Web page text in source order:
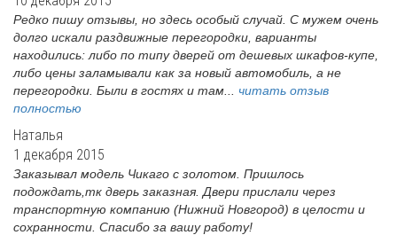
Редко пишу отзывы, но здесь особый случай. С мужем очень
долго искали раздвижные перегородки, варианты
находились: либо по типу дверей от дешевых шкафов-купе,
либо цены заламывали как за новый автомобиль, а не
перегородки. Были в гостях и там... читать отзыв
полностью
Наталья
1 декабря 2015
Заказывал модель Чикаго с золотом. Пришлось
подождать,тк дверь заказная. Двери прислали через
транспортную компанию (Нижний Новгород) в целости и
сохранности. Спасибо за вашу работу!